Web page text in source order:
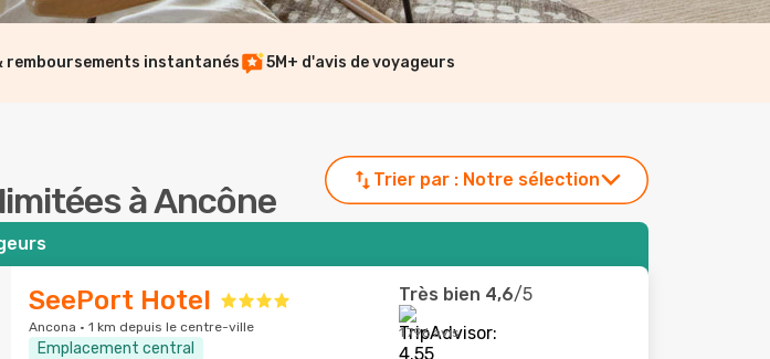
instantanés 5M+ d'avis de voyageurs
à Ancône
Trier par : Notre sélection
SeePort Hotel
Ancona · 1 km depuis le centre-ville
Emplacement central
Très bien 4,6/5
1 796 avis